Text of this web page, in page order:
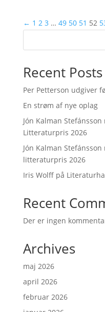
← 1 2 3 … 49 50 51 52
Recent Posts
Per Petterson udgiver
En strøm af nye oplag
Jón Kalman
Litteraturpris 2026
Jón Kalman
litteraturpris 2026
Iris Wolff på
Recent
Der er ingen
Archives
maj 2026
april 2026
februar 2026